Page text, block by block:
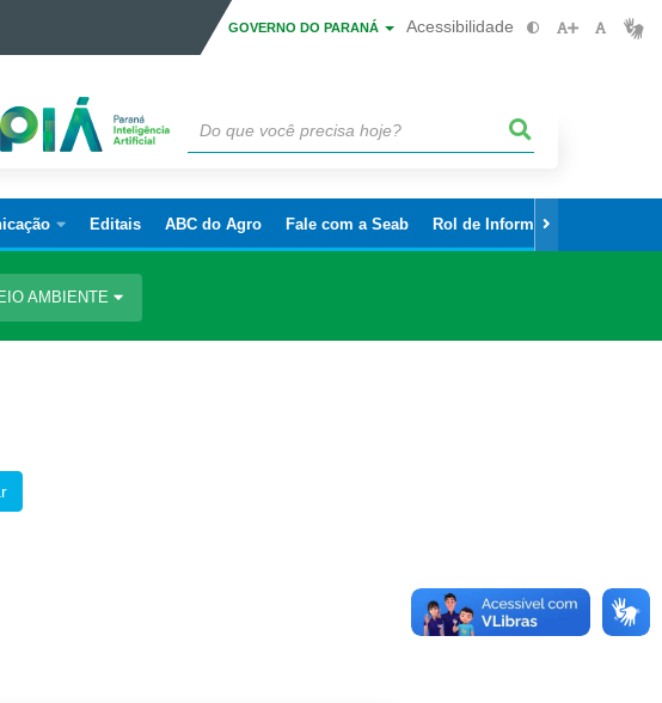
GOVERNO DO PARANÁ Acessibilidade
Editais ABC do Agro Fale com a Seab Rol de Informações Sigilosas
AMBIENTE